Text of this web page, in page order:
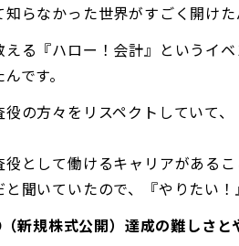
らなかった世界がすごく開けた
る『ハロー！会計』というイ
です。
の方々をリスペクトしていて
役として働けるキャリアがある
聞いていたので、『やりたい！
（新規株式公開）達成の難しさ